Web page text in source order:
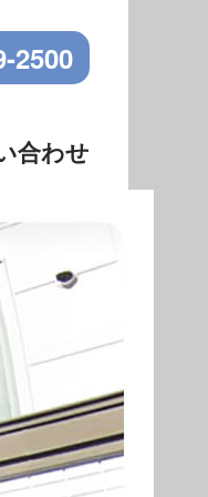
2500
合わせ